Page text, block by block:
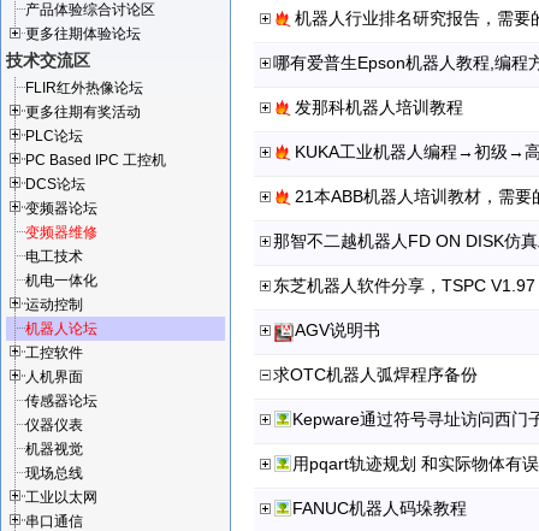
产品体验综合讨论区
更多往期体验论坛
技术交流区
FLIR红外热像论坛
更多往期有奖活动
PLC论坛
PC Based IPC 工控机
DCS论坛
变频器论坛
变频器维修
电工技术
机电一体化
运动控制
机器人论坛
工控软件
人机界面
传感器论坛
仪器仪表
机器视觉
现场总线
工业以太网
串口通信
机器人行业排名研究报告，需要
哪有爱普生Epson机器人教程,编程
发那科机器人培训教程
KUKA工业机器人编程→初级→
21本ABB机器人培训教材，需要
那智不二越机器人FD ON DISK仿
东芝机器人软件分享，TSPC
AGV说明书
求OTC机器人弧焊程序备份
Kepware通过符号寻址访问西门
用pqart轨迹规划 和实际物体有
FANUC机器人码垛教程